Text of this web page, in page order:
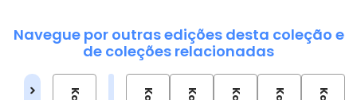
Navegue por outras edições desta coleção e
de coleções relacionadas